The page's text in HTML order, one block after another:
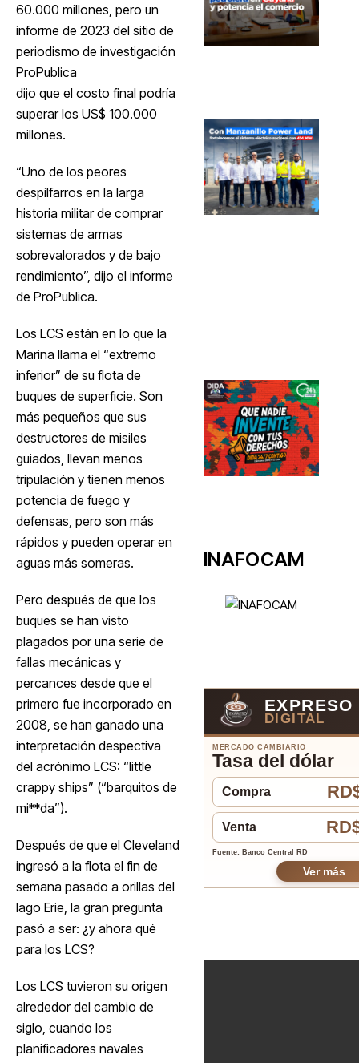
60.000 millones, pero un
informe de 2023 del sitio de
periodismo de investigación
ProPublica
dijo que el costo final podría
superar los US$ 100.000
millones.
“Uno de los peores
despilfarros en la larga
historia militar de comprar
sistemas de armas
sobrevalorados y de bajo
rendimiento”, dijo el informe
de ProPublica.
Los LCS están en lo que la
Marina llama el “extremo
inferior” de su flota de
buques de superficie. Son
más pequeños que sus
destructores de misiles
guiados, llevan menos
tripulación y tienen menos
potencia de fuego y
defensas, pero son más
rápidos y pueden operar en
aguas más someras.
Pero después de que los
buques se han visto
plagados por una serie de
fallas mecánicas y
percances desde que el
primero fue incorporado en
2008, se han ganado una
interpretación despectiva
del acrónimo LCS: “little
crappy ships” (“barquitos de
mi**da”).
Después de que el Cleveland
ingresó a la flota el fin de
semana pasado a orillas del
lago Erie, la gran pregunta
pasó a ser: ¿y ahora qué
para los LCS?
Los LCS tuvieron su origen
alrededor del cambio de
siglo, cuando los
planificadores navales
INAFOCAM
EXPRESO
DIGITAL
MERCADO CAMBIARIO
Tasa del dólar
Compra
Venta
Fuente: Banco Central RD
Ver más